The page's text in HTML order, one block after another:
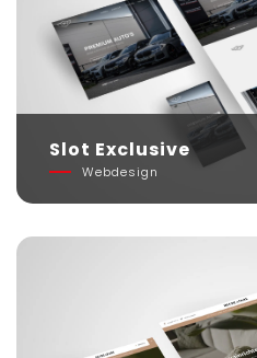
Slot Exclusive
Webdesign